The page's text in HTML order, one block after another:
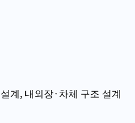
계, 내외장·차체 구조 설계